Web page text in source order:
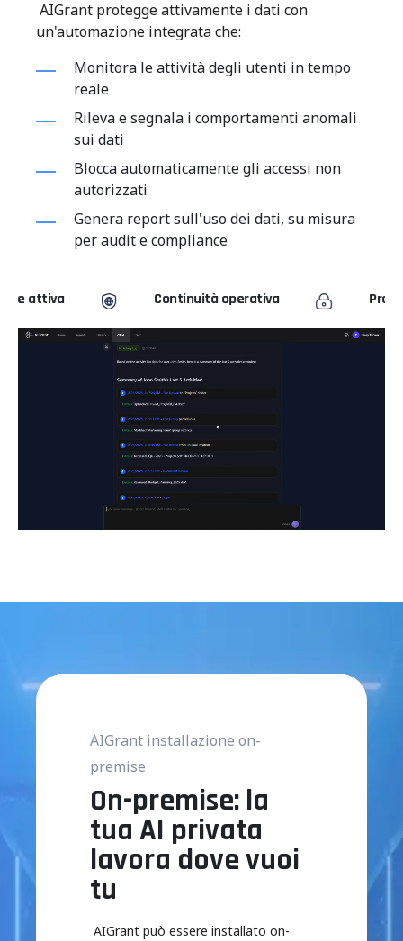
AIGrant protegge attivamente i dati con
un'automazione integrata che:
Monitora le attività degli utenti in tempo
reale
Rileva e segnala i comportamenti anomali
sui dati
Blocca automaticamente gli accessi non
autorizzati
Genera report sull'uso dei dati, su misura
per audit e compliance
Continuità operativa Protezione dei dati
AIGrant installazione on-
premise
On-premise: la
tua AI privata
lavora dove vuoi
tu
AIGrant può essere installato on-